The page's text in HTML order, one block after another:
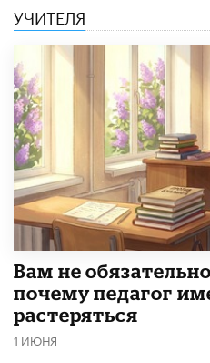
УЧИТЕЛЯ
​Вам не
почему педагог
растеряться
1 ИЮНЯ